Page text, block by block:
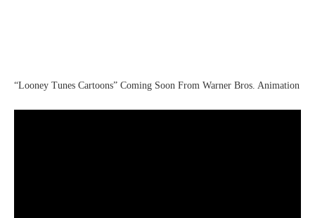
“Looney Tunes Cartoons” Coming Soon From Warner Bros. Animation